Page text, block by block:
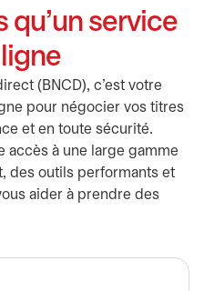
qu’un service
(BNCD), c’est votre
pour négocier vos titres
et en toute sécurité.
accès à une large gamme
des outils performants et
aider à prendre des